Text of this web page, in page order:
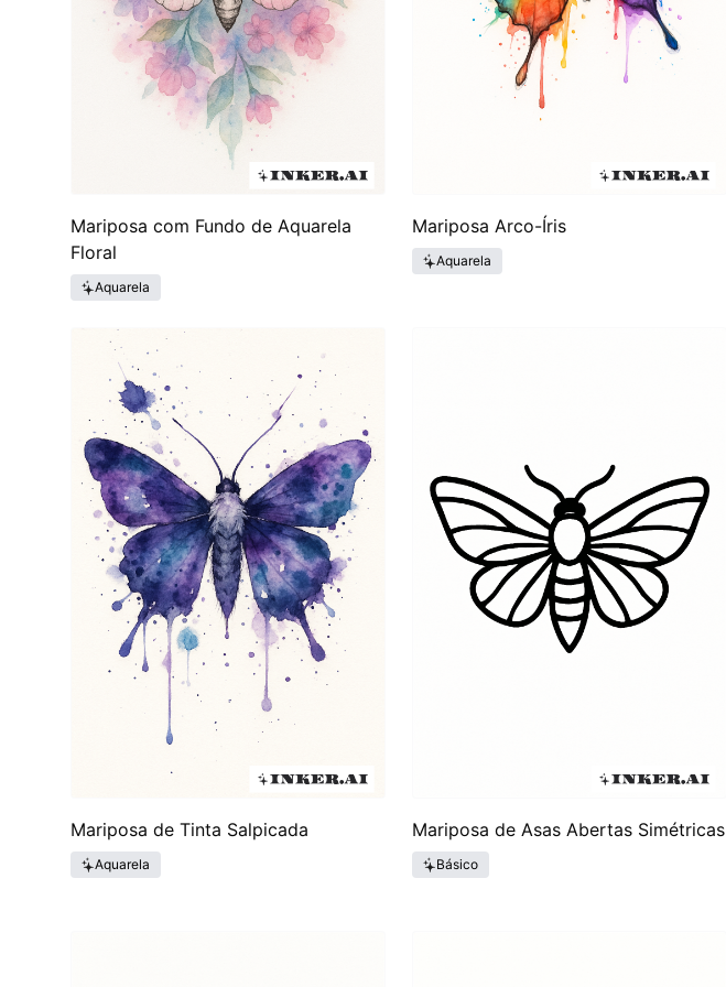
Mariposa com Fundo de Aquarela
Floral
Aquarela
Mariposa Arco-Íris
Aquarela
Mariposa de Tinta Salpicada
Aquarela
Mariposa de Asas Abertas Simétricas
Básico